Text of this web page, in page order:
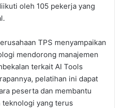
oleh 105 pekerja yang
TPS menyampaikan
mendorong manajemen
terkait AI Tools
pelatihan ini dapat
peserta dan membantu
teknologi yang terus